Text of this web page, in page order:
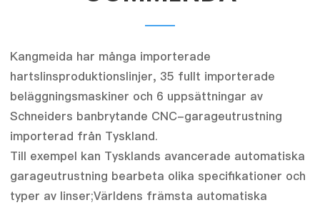
Kangmeida har många importerade
hartslinsproduktionslinjer, 35 fullt importerade
beläggningsmaskiner och 6 uppsättningar av
Schneiders banbrytande CNC-garageutrustning
importerad från Tyskland.
Till exempel kan Tysklands avancerade automatiska
garageutrustning bearbeta olika specifikationer och
typer av linser;Världens främsta automatiska